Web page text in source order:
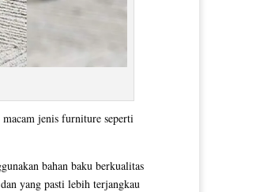
jenis furniture seperti
bahan baku berkualitas
yang pasti lebih terjangkau